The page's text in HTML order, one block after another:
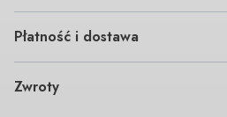
Płatność i dostawa
Zwroty